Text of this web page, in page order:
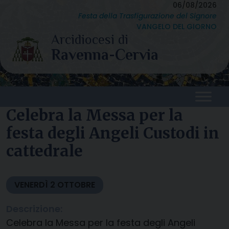
content
06/08/2026
Festa della Trasfigurazione del Signore
VANGELO DEL GIORNO
Celebra la Messa per la
festa degli Angeli Custodi in
cattedrale
VENERDÌ 2 OTTOBRE
Celebra la Messa per la festa degli Angeli